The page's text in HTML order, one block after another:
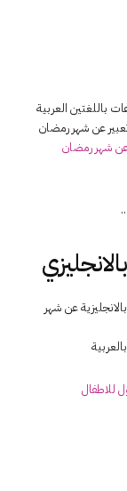
باللغتين العربية
عن شهر رمضان
شهر رمضان
عن شهر
للاطفال